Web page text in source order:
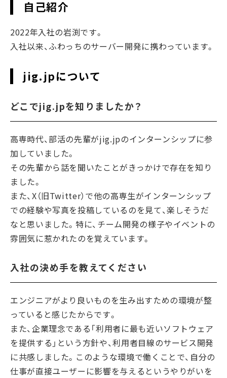
自己紹介
2022年入社の岩渕です。
入社以来、ふわっちのサーバー開発に携わっています。
jig.jpについて
どこでjig.jpを知りましたか？
高専時代、部活の先輩がjig.jpのインターンシップに参
加していました。
その先輩から話を聞いたことがきっかけで存在を知り
ました。
また、X（旧Twitter）で他の高専生がインターンシップ
での経験や写真を投稿しているのを見て、楽しそうだ
なと思いました。特に、チーム開発の様子やイベントの
雰囲気に惹かれたのを覚えています。
入社の決め手を教えてください
エンジニアがより良いものを生み出すための環境が整
っていると感じたからです。
また、企業理念である「利用者に最も近いソフトウェア
を提供する」という方針や、利用者目線のサービス開発
に共感しました。このような環境で働くことで、自分の
仕事が直接ユーザーに影響を与えるというやりがいを